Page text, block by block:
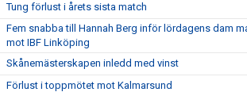
Tung förlust i årets sista match
Fem snabba till Hannah Berg inför lördagens dam
mot IBF Linköping
Skånemästerskapen inledd med vinst
Förlust i toppmötet mot Kalmarsund